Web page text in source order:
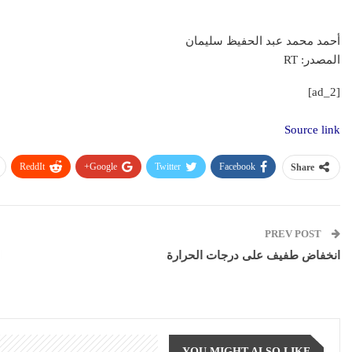
أحمد محمد عبد الحفيظ سليمان
المصدر: RT
[ad_2]
Source link
Share
Facebook
Twitter
Google+
ReddIt
انخفاض طفيف على درجات الحرارة
رقمية في عالم العقارات